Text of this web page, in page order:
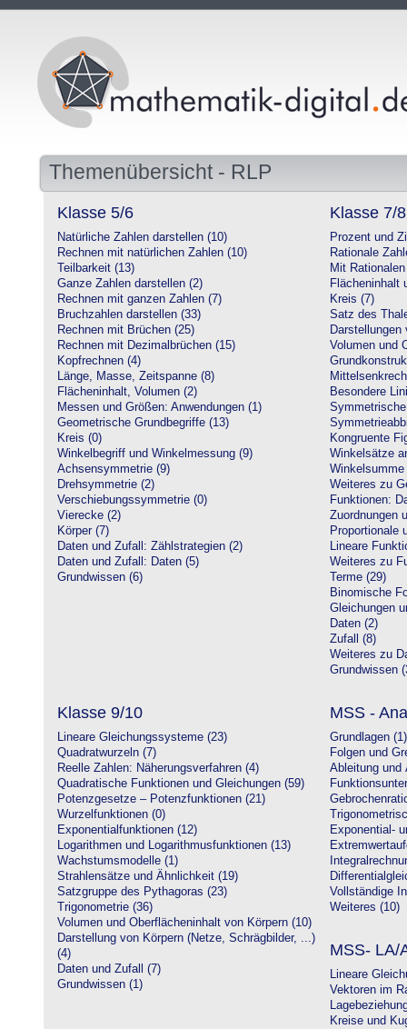
Themenübersicht - RLP
Klasse 5/6
Natürliche Zahlen darstellen (10)
Rechnen mit natürlichen Zahlen (10)
Teilbarkeit (13)
Ganze Zahlen darstellen (2)
Rechnen mit ganzen Zahlen (7)
Bruchzahlen darstellen (33)
Rechnen mit Brüchen (25)
Rechnen mit Dezimalbrüchen (15)
Kopfrechnen (4)
Länge, Masse, Zeitspanne (8)
Flächeninhalt, Volumen (2)
Messen und Größen: Anwendungen (1)
Geometrische Grundbegriffe (13)
Kreis (0)
Winkelbegriff und Winkelmessung (9)
Achsensymmetrie (9)
Drehsymmetrie (2)
Verschiebungssymmetrie (0)
Vierecke (2)
Körper (7)
Daten und Zufall: Zählstrategien (2)
Daten und Zufall: Daten (5)
Grundwissen (6)
Klasse 7/8
Prozent und
Rationale
Mit
Flächeninhalt
Kreis (7)
Satz des
Darstellungen
Volumen und
Besondere
Kongruente
Winkelsätze
Weiteres zu
Funktionen:
Zuordnungen
Proportionale
Lineare
Weiteres zu
Terme (29)
Binomische
Gleichungen
Daten (2)
Zufall (8)
Weiteres zu
Grundwissen
Klasse 9/10
Lineare Gleichungssysteme (23)
Quadratwurzeln (7)
Reelle Zahlen: Näherungsverfahren (4)
Quadratische Funktionen und Gleichungen (59)
Potenzgesetze – Potenzfunktionen (21)
Wurzelfunktionen (0)
Exponentialfunktionen (12)
Logarithmen und Logarithmusfunktionen (13)
Wachstumsmodelle (1)
Strahlensätze und Ähnlichkeit (19)
Satzgruppe des Pythagoras (23)
Trigonometrie (36)
Volumen und Oberflächeninhalt von Körpern (10)
Darstellung von Körpern (Netze, Schrägbilder, ...)
(4)
Daten und Zufall (7)
Grundwissen (1)
MSS -
Grundlagen (1)
Folgen und
Ableitung und
Exponential-
Vollständige
Weiteres (10)
MSS- LA/
Lineare
Vektoren im
Kreise und